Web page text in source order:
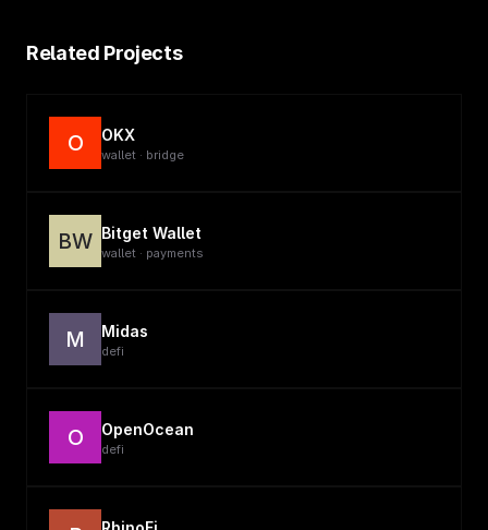
Related Projects
O OKX
wallet · bridge
BW Bitget Wallet
wallet · payments
M Midas
defi
O OpenOcean
defi